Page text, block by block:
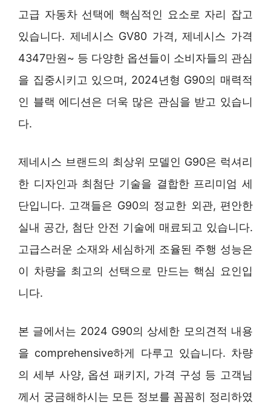
고급 자동차 선택에 핵심적인 요소로 자리 잡고
있습니다. 제네시스 GV80 가격, 제네시스 가격
4347만원~ 등 다양한 옵션들이 소비자들의 관심
을 집중시키고 있으며, 2024년형 G90의 매력적
인 블랙 에디션은 더욱 많은 관심을 받고 있습니
다.
제네시스 브랜드의 최상위 모델인 G90은 럭셔리
한 디자인과 최첨단 기술을 결합한 프리미엄 세
단입니다. 고객들은 G90의 정교한 외관, 편안한
실내 공간, 첨단 안전 기술에 매료되고 있습니다.
고급스러운 소재와 세심하게 조율된 주행 성능은
이 차량을 최고의 선택으로 만드는 핵심 요인입
니다.
본 글에서는 2024 G90의 상세한 모의견적 내용
을 comprehensive하게 다루고 있습니다. 차량
의 세부 사양, 옵션 패키지, 가격 구성 등 고객님
께서 궁금해하시는 모든 정보를 꼼꼼히 정리하였